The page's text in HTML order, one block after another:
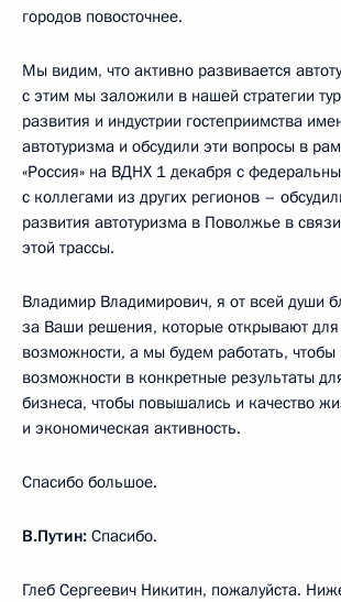
городов повосточнее.
Мы видим, что активно развивается
с этим мы заложили в нашей стратегии
развития и индустрии гостеприимства
автотуризма и обсудили эти вопросы в
«Россия» на ВДНХ 1 декабря с
с коллегами из других регионов –
развития автотуризма в Поволжье в
этой трассы.
Владимир Владимирович, я от всей души
за Ваши решения, которые открывают для
возможности, а мы будем работать, чтобы
возможности в конкретные результаты
бизнеса, чтобы повышались и качество
и экономическая активность.
Спасибо большое.
В.Путин: Спасибо.
Глеб Сергеевич Никитин, пожалуйста.